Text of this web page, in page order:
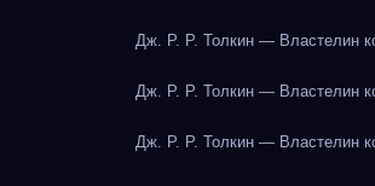
Дж. Р. Р. Толкин — Властелин
Дж. Р. Р. Толкин — Властелин
Дж. Р. Р. Толкин — Властелин